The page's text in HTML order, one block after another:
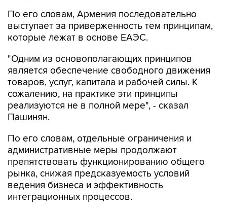
По его словам, Армения последовательно
выступает за приверженность тем принципам,
которые лежат в основе ЕАЭС.
"Одним из основополагающих принципов
является обеспечение свободного движения
товаров, услуг, капитала и рабочей силы. К
сожалению, на практике эти принципы
реализуются не в полной мере", - сказал
Пашинян.
По его словам, отдельные ограничения и
административные меры продолжают
препятствовать функционированию общего
рынка, снижая предсказуемость условий
ведения бизнеса и эффективность
интеграционных процессов.